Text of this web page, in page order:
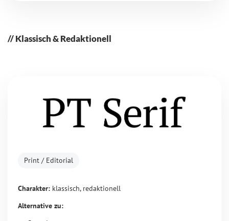
Klassisch & Redaktionell
Print / Editorial
Charakter: klassisch, redaktionell
Alternative zu: